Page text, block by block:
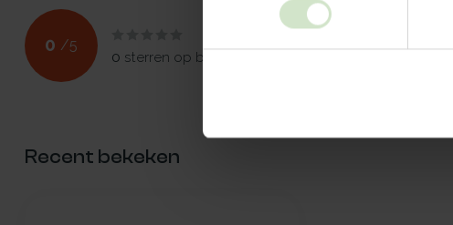
0 /5
0 sterren op basis van
Recent bekeken